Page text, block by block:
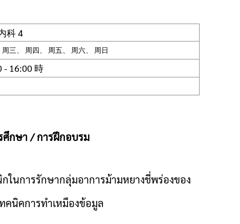
科 4
周三、 周四、 周五、 周六、 周日
- 16:00 時
กษา / การฝึกอบรม
ในการรักษากลุ่มอาการม้ามหยางชี่พร่องของ
คนิคการทำเหมืองข้อมูล